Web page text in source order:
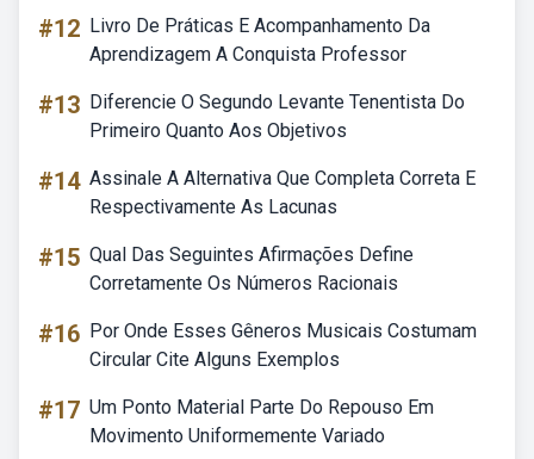
#12 Livro De Práticas E Acompanhamento Da
Aprendizagem A Conquista Professor
#13 Diferencie O Segundo Levante Tenentista Do
Primeiro Quanto Aos Objetivos
#14 Assinale A Alternativa Que Completa Correta E
Respectivamente As Lacunas
#15 Qual Das Seguintes Afirmações Define
Corretamente Os Números Racionais
#16 Por Onde Esses Gêneros Musicais Costumam
Circular Cite Alguns Exemplos
#17 Um Ponto Material Parte Do Repouso Em
Movimento Uniformemente Variado